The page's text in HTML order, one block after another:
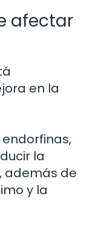
afectar
en la
la
además de
y la